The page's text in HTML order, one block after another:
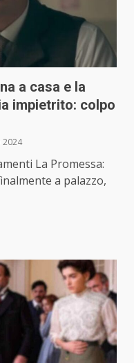
a casa e la
impietrito: colpo
2024
La Promessa:
a palazzo,